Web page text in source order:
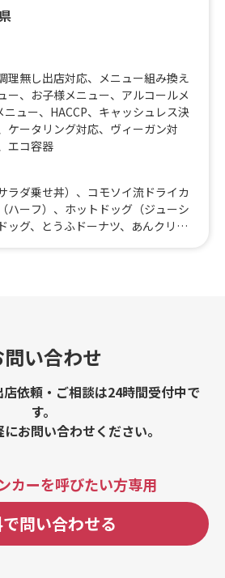
理無し出店対応、
メニュー組み換え
ー、 お子様メニュー、 アルコールメ
ニュー、 HACCP、 キャッシュレス決
ケータリング対応、 ヴィーガン対
エコ容器
ラダ乗せ丼）、コモソイ流ドライカ
ハーフ）、ホットドッグ（ジューシ
ッグ、とうふドーナツ、あんクリー
レットジンジャーミルクティー（ノ
フトビール、マンゴービア、サング
問い合わせ
依頼・ご相談は24時間受付中で
す。
お問い合わせください。
カーを呼びたい方専用
問い合わせる